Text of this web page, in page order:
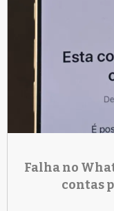
Falha no
contas